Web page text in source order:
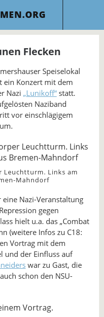
Flecken
Speiselokal
ein Konzert mit dem
Nazi „Lunikoff“ statt.
Naziband
vor einschlägigem
Leuchtturm. Links am
Mahndorf
Nazi-Veranstaltung
gegen
hielt u.a. das „Combat
(weitere Infos zu C18:
Vortrag mit dem
und der Einfluss auf
war zu Gast, die
schon den NSU-